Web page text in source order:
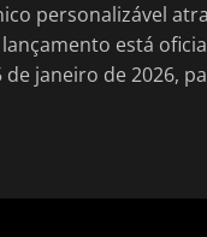
personalizável
está
janeiro de 2026,